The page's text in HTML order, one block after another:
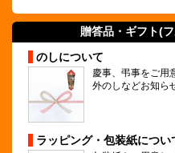
贈答品・ギフト(
のしについて
慶事、弔事をご用
外のしなどお知ら
ラッピング・包装紙につい